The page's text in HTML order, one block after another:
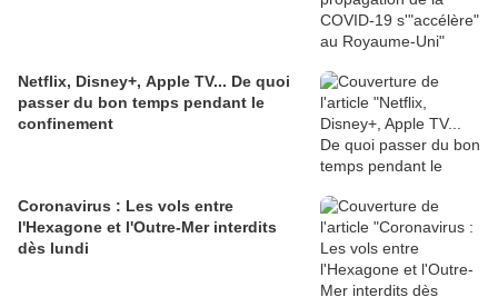
Netflix, Disney+, Apple TV... De quoi
passer du bon temps pendant le
confinement
Coronavirus : Les vols entre
l'Hexagone et l'Outre-Mer interdits
dès lundi